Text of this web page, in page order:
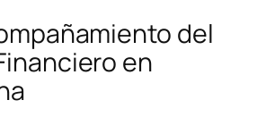
del
en